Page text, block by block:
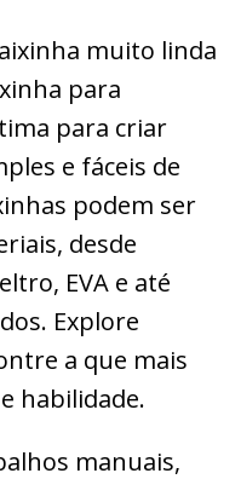
muito linda
para
para criar
e fáceis de
podem ser
desde
EVA e até
Explore
a que mais
habilidade.
manuais,